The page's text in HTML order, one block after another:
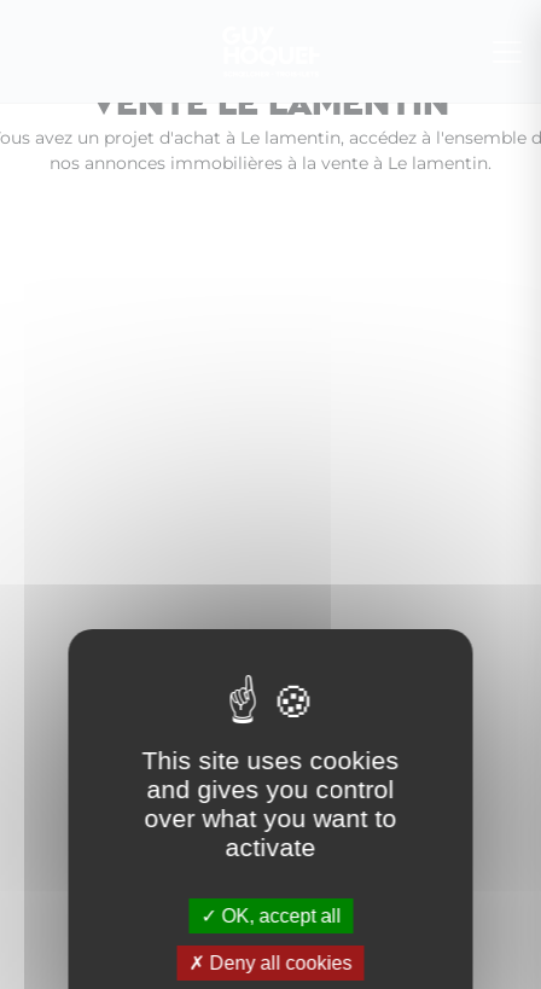
Vente Le lamentin
avez un projet d'achat à Le lamentin, accédez à l'ensemble
nos annonces immobilières à la vente à Le lamentin.
This site uses cookies
and gives you control
over what you want to
activate
OK, accept all
Deny all cookies